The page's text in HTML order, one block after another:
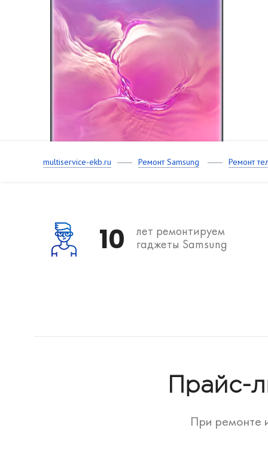
multiservice-ekb.ru Ремонт Samsung Ремонт
10
лет ремонтируем
гаджеты Samsung
Прайс-
При ремонте